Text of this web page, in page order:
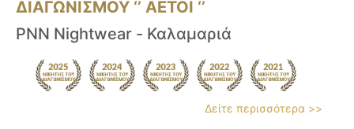
ΔΙΑΓΩΝΙΣΜΟΥ ‘’ ΑΕΤΟΙ ‘’
PNN Nightwear - Καλαμαριά
Δείτε περισσότερα >>